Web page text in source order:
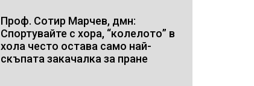
Проф. Сотир Марчев, дмн:
Спортувайте с хора, “колелото” в
хола често остава само най-
скъпата закачалка за пране